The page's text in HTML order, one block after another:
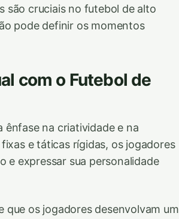
são cruciais no futebol de alto
pode definir os momentos
com o Futebol de
ênfase na criatividade e na
e táticas rígidas, os jogadores
e expressar sua personalidade
que os jogadores desenvolvam um